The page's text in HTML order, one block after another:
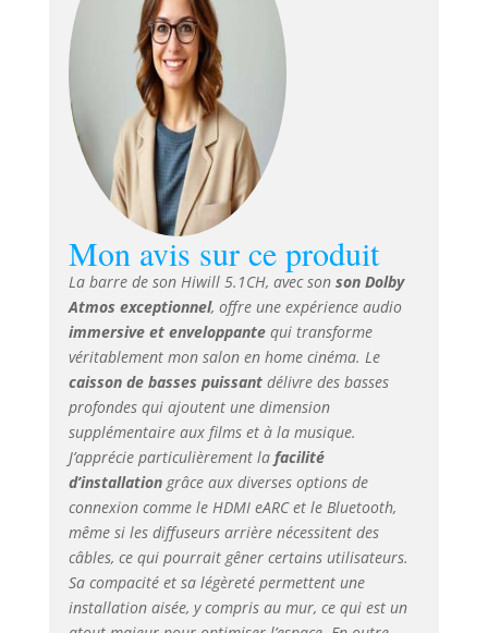
profondes pour un
son surround
immersif. Remarque
mémoire
personnalisée et
performances
améliorées est
disponible. Plongez
sonore avec Dolby
Atmos – Ce système
audio avancé, conçu
avec des matériaux
haut de gamme,
optimise la
disposition des
haut-parleurs pour
une immersion
totale. Grâce à Dolby
Atmos, profitez d’un
son 3D réaliste qui
vous enveloppe
dans une ambiance
cinématographique.
Idéal pour le home
cinéma, il
Mon avis sur ce produit
La barre de son Hiwill 5.1CH, avec son son Dolby
Atmos exceptionnel, offre une expérience audio
immersive et enveloppantequi transforme
véritablement mon salon en home cinéma. Le
caisson de basses puissantdélivre des basses
profondes qui ajoutent une dimension
supplémentaire aux films et à la musique.
J’apprécie particulièrement la facilité
d’installationgrâce aux diverses options de
connexion comme le HDMI eARC et le Bluetooth,
même si les diffuseurs arrière nécessitent des
câbles, ce qui pourrait gêner certains utilisateurs.
Sa compacité et sa légèreté permettent une
installation aisée, y compris au mur, ce qui est un